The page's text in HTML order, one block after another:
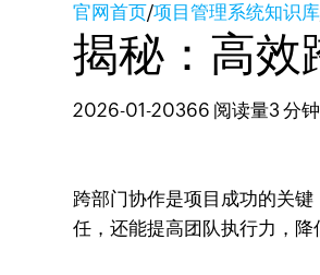
官网首页/项目管理系统知识库
揭秘：高效
2026-01-20366 阅读量3 分钟
跨部门协作是项目成功的关
任，还能提高团队执行力，降